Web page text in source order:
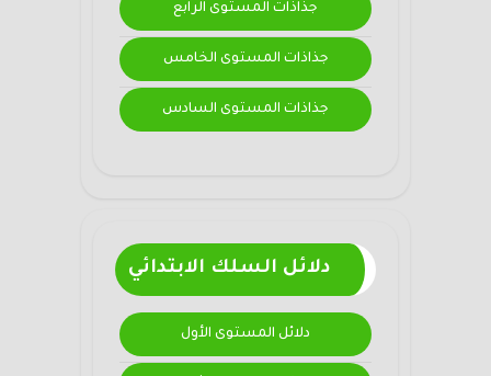
جذاذات المستوى الرابع
جذاذات المستوى الخامس
جذاذات المستوى السادس
دلائل السلك الابتدائي
دلائل المستوى الأول